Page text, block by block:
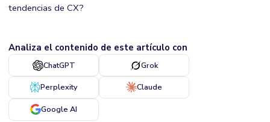
tendencias de CX?
Analiza el contenido de este artículo con
ChatGPT Grok
Perplexity Claude
Google AI